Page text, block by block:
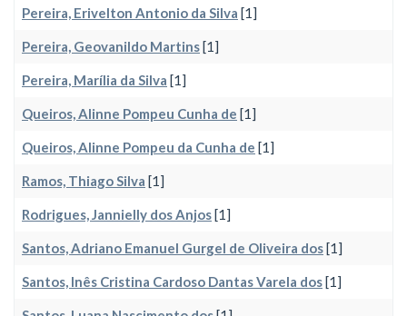
Pereira, Erivelton Antonio da Silva [1]
Pereira, Geovanildo Martins[1]
Pereira, Marília da Silva [1]
Queiros, Alinne Pompeu Cunha de [1]
Queiros, Alinne Pompeu da Cunha de [1]
Ramos, Thiago Silva [1]
Rodrigues, Jannielly dos Anjos[1]
Santos, Adriano Emanuel Gurgel de Oliveira dos[1]
Santos, Inês Cristina Cardoso Dantas Varela dos[1]